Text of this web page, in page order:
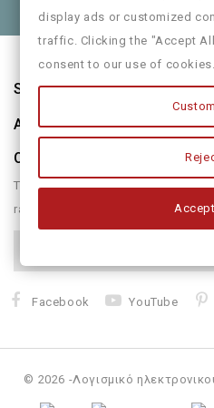
Store Information
About Us
Our Newsletter
There are many variations of
randomised
Facebook YouTube
© 2026 -Λογισμικό
display ads or customized
traffic. Clicking the "Accept
consent to our use of cookies.
Accept